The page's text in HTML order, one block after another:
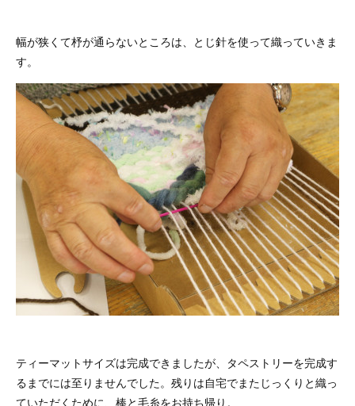
幅が狭くて杼が通らないところは、とじ針を使って織っていきま
す。
ティーマットサイズは完成できましたが、タペストリーを完成す
るまでには至りませんでした。残りは自宅でまたじっくりと織っ
ていただくために、棒と毛糸をお持ち帰り。